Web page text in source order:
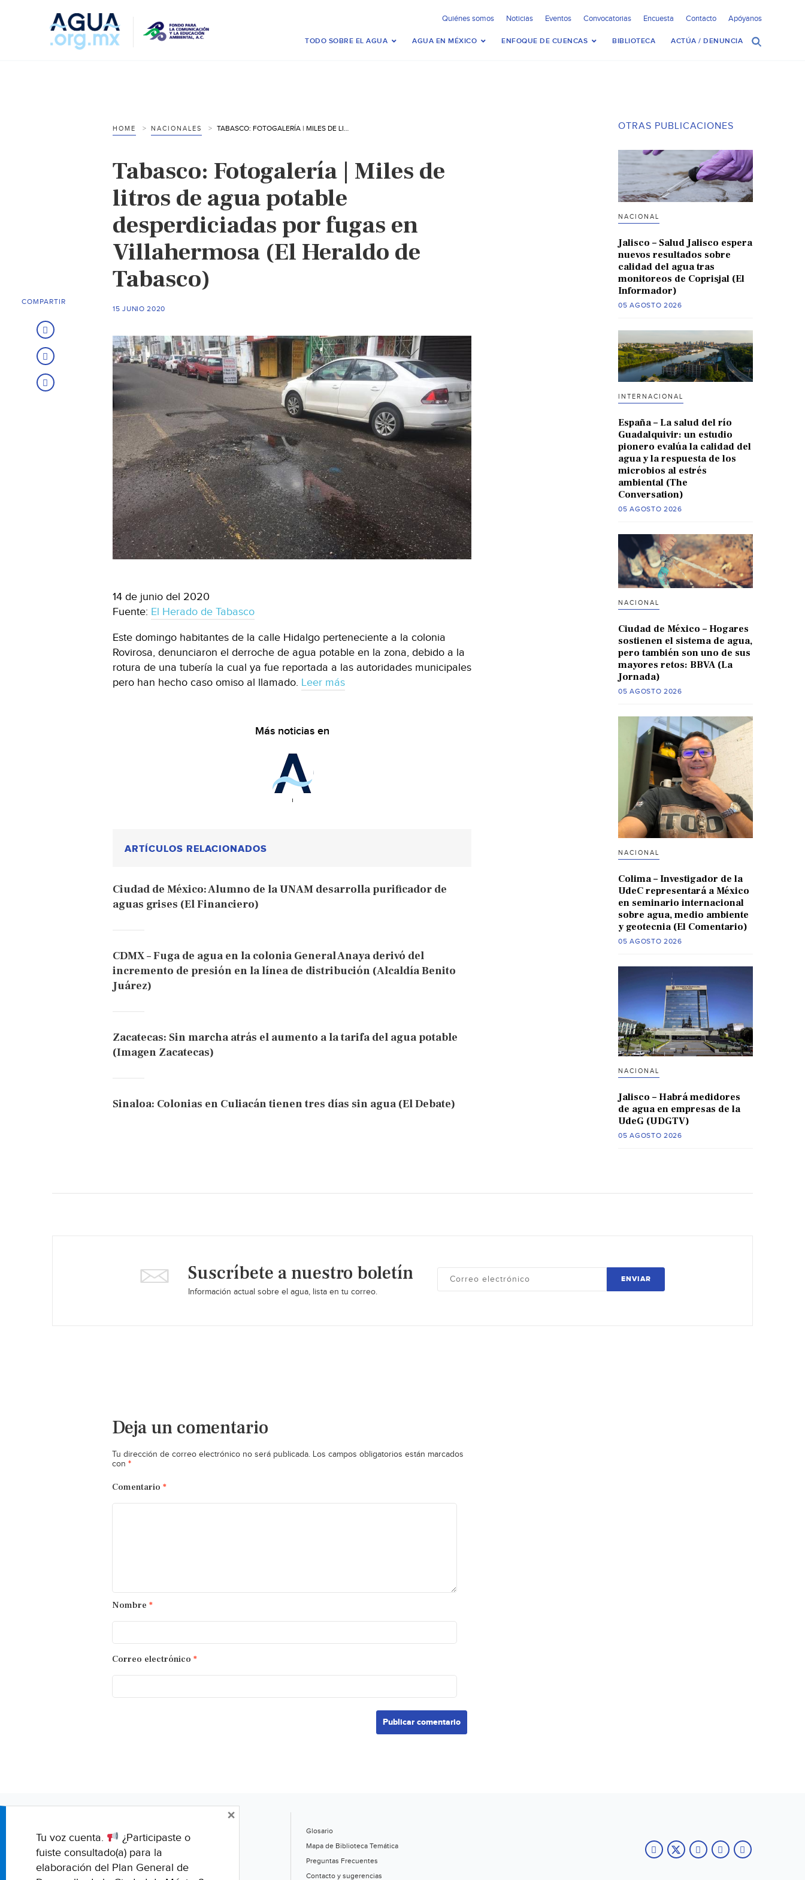
Quiénes somos Noticias Eventos Convocatorias Encuesta Contacto Apóyanos
TODO SOBRE EL AGUA AGUA EN MÉXICO ENFOQUE DE CUENCAS BIBLIOTECA ACTÚA / DENUNCIA
HOME NACIONALES TABASCO: FOTOGALERÍA | MILES DE LITROS DE AGUA POTABLE DESPERDICIADAS POR FUGAS EN VILLAHERMOSA (EL HERALDO DE TABASCO)
Tabasco: Fotogalería | Miles de
litros de agua potable
desperdiciadas por fugas en
Villahermosa (El Heraldo de
Tabasco)
15 JUNIO 2020
14 de junio del 2020
Fuente: El Herado de Tabasco
Este domingo habitantes de la calle Hidalgo perteneciente a la colonia
Rovirosa, denunciaron el derroche de agua potable en la zona, debido a la
rotura de una tubería la cual ya fue reportada a las autoridades municipales
pero han hecho caso omiso al llamado. Leer más
Más noticias en
ARTÍCULOS RELACIONADOS
Ciudad de México: Alumno de la UNAM desarrolla purificador de
aguas grises (El Financiero)
CDMX – Fuga de agua en la colonia General Anaya derivó del
incremento de presión en la línea de distribución (Alcaldía Benito
Juárez)
Zacatecas: Sin marcha atrás el aumento a la tarifa del agua potable
(Imagen Zacatecas)
Sinaloa: Colonias en Culiacán tienen tres días sin agua (El Debate)
COMPARTIR
OTRAS PUBLICACIONES
NACIONAL
Jalisco – Salud Jalisco espera
nuevos resultados sobre
calidad del agua tras
monitoreos de Coprisjal (El
Informador)
05 AGOSTO 2026
INTERNACIONAL
España – La salud del río
Guadalquivir: un estudio
pionero evalúa la calidad del
agua y la respuesta de los
microbios al estrés
ambiental (The
Conversation)
05 AGOSTO 2026
NACIONAL
Ciudad de México – Hogares
sostienen el sistema de agua,
pero también son uno de sus
mayores retos: BBVA (La
Jornada)
05 AGOSTO 2026
NACIONAL
Colima – Investigador de la
UdeC representará a México
en seminario internacional
sobre agua, medio ambiente
y geotecnia (El Comentario)
05 AGOSTO 2026
NACIONAL
Jalisco – Habrá medidores
de agua en empresas de la
UdeG (UDGTV)
05 AGOSTO 2026
Suscríbete a nuestro boletín
Información actual sobre el agua, lista en tu correo.
ENVIAR
Deja un comentario
Tu dirección de correo electrónico no será publicada. Los campos obligatorios están marcados
con *
Comentario *
Nombre *
Correo electrónico *
Glosario
Mapa de Biblioteca Temática
Preguntas Frecuentes
Contacto y sugerencias
Tu voz cuenta.
¿Participaste o
fuiste consultado(a) para la
elaboración del Plan General de
×